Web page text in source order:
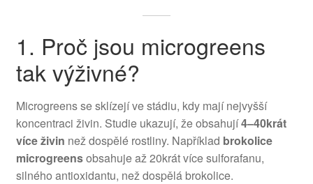
1. Proč jsou microgreens
tak výživné?
Microgreens se sklízejí ve stádiu, kdy mají nejvyšší
koncentraci živin. Studie ukazují, že obsahují4–40krát
více živin než dospělé rostliny. Například brokolice
microgreensobsahuje až 20krát více sulforafanu,
silného antioxidantu, než dospělá brokolice.